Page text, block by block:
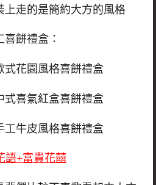
上走的是簡約大方的風格
餅禮盒：
式花園風格喜餅禮盒
式喜氣紅盒喜餅禮盒
工牛皮風格喜餅禮盒
語+富貴花囍